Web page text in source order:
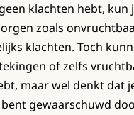
klachten hebt,
zoals
klachten. Toch
of zelfs
maar wel denkt dat
gewaarschuwd